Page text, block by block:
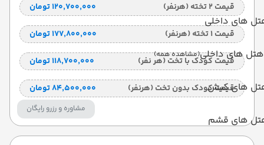
های داخلی
هتل های داخلی(مشاهده همه)
های کیش
های قشم
قیمت 2 تخته (هرنفر) ۱۲۰٬۷۰۰٬۰۰۰ تومان
قیمت 1 تخته (هرنفر) ۱۷۷٬۸۰۰٬۰۰۰ تومان
قیمت کودک با تخت (هر نفر) ۱۱۸٬۷۰۰٬۰۰۰ تومان
قیمت کودک بدون تخت (هرنفر) ۸۴٬۵۰۰٬۰۰۰ تومان
مشاوره و رزرو رایگان